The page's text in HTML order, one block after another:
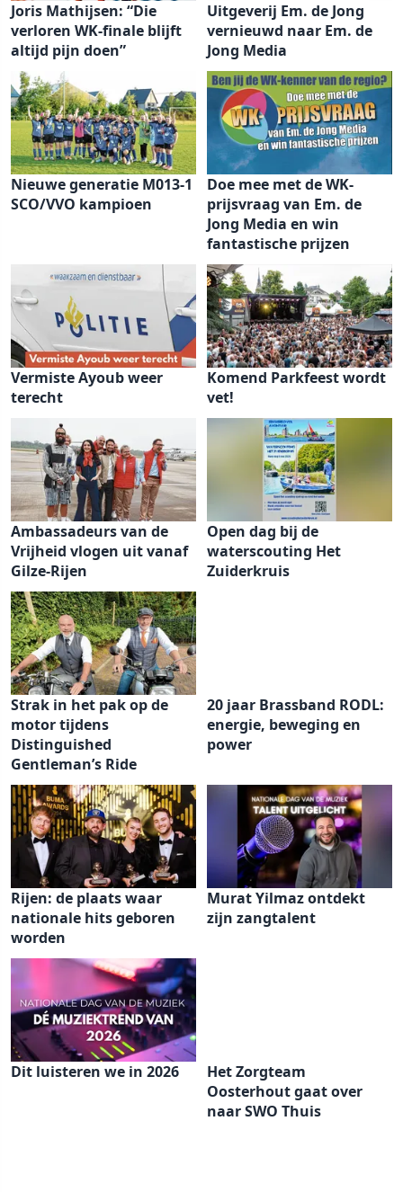
Joris Mathijsen: “Die
verloren WK-finale blijft
altijd pijn doen”
Uitgeverij Em. de Jong
vernieuwd naar Em. de
Jong Media
Nieuwe generatie M013-1
SCO/VVO kampioen
Doe mee met de WK-
prijsvraag van Em. de
Jong Media en win
fantastische prijzen
Vermiste Ayoub weer
terecht
Komend Parkfeest wordt
vet!
Ambassadeurs van de
Vrijheid vlogen uit vanaf
Gilze-Rijen
Open dag bij de
waterscouting Het
Zuiderkruis
Strak in het pak op de
motor tijdens
Distinguished
Gentleman’s Ride
20 jaar Brassband RODL:
energie, beweging en
power
Rijen: de plaats waar
nationale hits geboren
worden
Murat Yilmaz ontdekt
zijn zangtalent
Dit luisteren we in 2026
Het Zorgteam
Oosterhout gaat over
naar SWO Thuis